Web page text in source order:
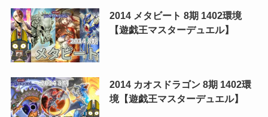
2014 メタビート 8期 1402環境
【遊戯王マスターデュエル】
2014 カオスドラゴン 8期 1402環
境【遊戯王マスターデュエル】